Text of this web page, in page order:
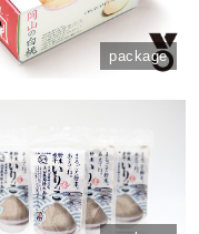
package